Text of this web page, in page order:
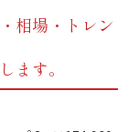
相場・トレン
ます。